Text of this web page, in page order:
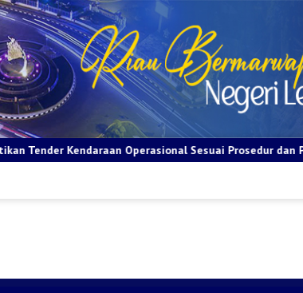
Sesuai Prosedur dan Prinsip GCG BRI